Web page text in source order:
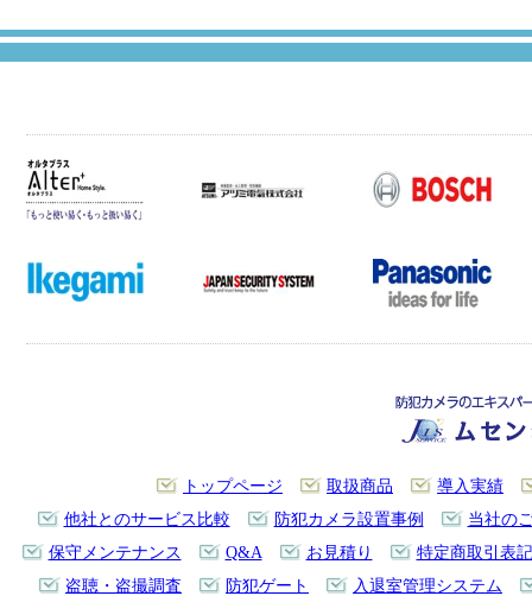
トップページ 取扱商品
導入実績
他社とのサービス比較
防犯カメラ設置事例
当社の
保守メンテナンス
Q&A お見積り
特定商取引表記
盗聴・盗撮調査
防犯ゲート 入退室管理システム